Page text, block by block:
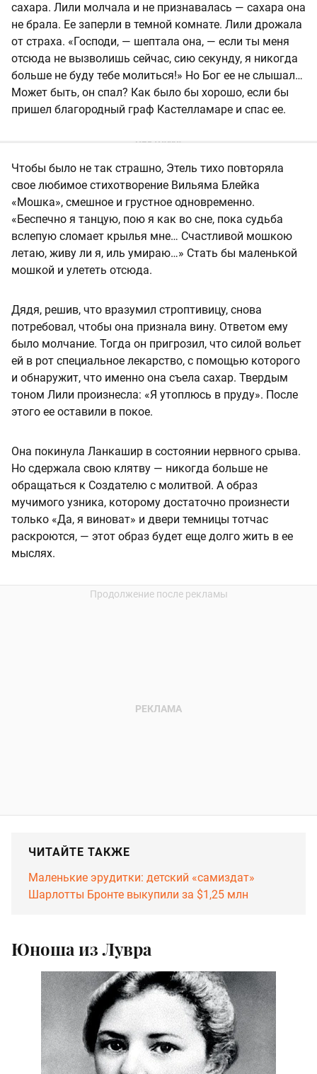
сахара. Лили молчала и не признавалась — сахара она
не брала. Ее заперли в темной комнате. Лили дрожала
от страха. «Господи, — шептала она, — если ты меня
отсюда не вызволишь сейчас, сию секунду, я никогда
больше не буду тебе молиться!» Но Бог ее не слышал…
Может быть, он спал? Как было бы хорошо, если бы
пришел благородный граф Кастелламаре и спас ее.
Чтобы было не так страшно, Этель тихо повторяла
свое любимое стихотворение Вильяма Блейка
«Мошка», смешное и грустное одновременно.
«Беспечно я танцую, пою я как во сне, пока судьба
вслепую сломает крылья мне… Счастливой мошкою
летаю, живу ли я, иль умираю…» Стать бы маленькой
мошкой и улететь отсюда.
Дядя, решив, что вразумил строптивицу, снова
потребовал, чтобы она признала вину. Ответом ему
было молчание. Тогда он пригрозил, что силой вольет
ей в рот специальное лекарство, с помощью которого
и обнаружит, что именно она съела сахар. Твердым
тоном Лили произнесла: «Я утоплюсь в пруду». После
этого ее оставили в покое.
Она покинула Ланкашир в состоянии нервного срыва.
Но сдержала свою клятву — никогда больше не
обращаться к Создателю с молитвой. А образ
мучимого узника, которому достаточно произнести
только «Да, я виноват» и двери темницы тотчас
раскроются, — этот образ будет еще долго жить в ее
мыслях.
ЧИТАЙТЕ ТАКЖЕ
Маленькие эрудитки: детский «самиздат»
Шарлотты Бронте выкупили за $1,25 млн
Юноша из Лувра